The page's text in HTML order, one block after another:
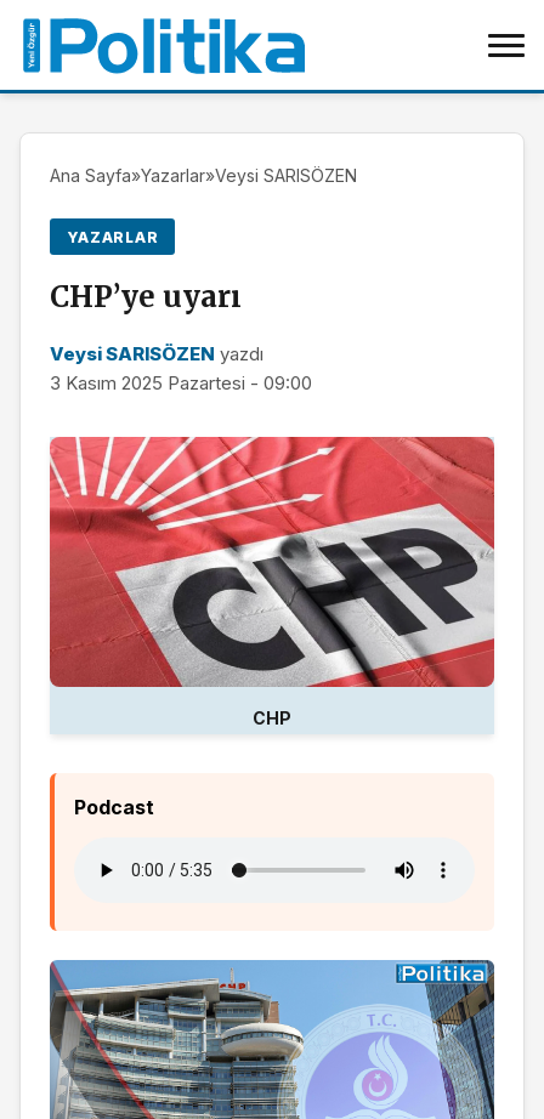
Ana Sayfa»Yazarlar»Veysi SARISÖZEN
YAZARLAR
CHP’ye uyarı
Veysi SARISÖZEN yazdı
3 Kasım 2025 Pazartesi - 09:00
CHP
Podcast